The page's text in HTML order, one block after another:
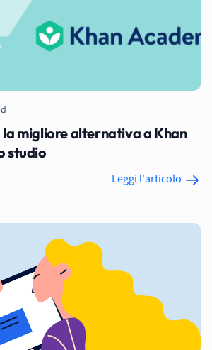
migliore alternativa a Khan
studio
Leggi l'articolo